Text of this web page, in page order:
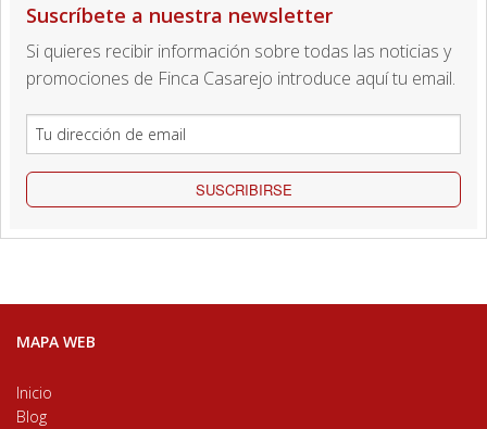
Suscríbete a nuestra newsletter
Si quieres recibir información sobre todas las noticias y
promociones de Finca Casarejo introduce aquí tu email.
SUSCRIBIRSE
MAPA WEB
Inicio
Blog